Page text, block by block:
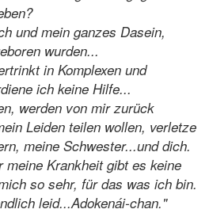
und mein ganzes Dasein,
wurden...
in Komplexen und
ich keine Hilfe...
werden von mir zurück
Leiden teilen wollen, verletze
meine Schwester...und dich.
Krankheit gibt es keine
so sehr, für das was ich bin.
leid...Adokenái-chan."